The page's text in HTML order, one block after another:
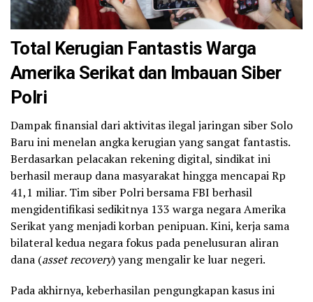
Total Kerugian Fantastis Warga
Amerika Serikat dan Imbauan Siber
Polri
Dampak finansial dari aktivitas ilegal jaringan siber Solo
Baru ini menelan angka kerugian yang sangat fantastis.
Berdasarkan pelacakan rekening digital, sindikat ini
berhasil meraup dana masyarakat hingga mencapai Rp
41,1 miliar. Tim siber Polri bersama FBI berhasil
mengidentifikasi sedikitnya 133 warga negara Amerika
Serikat yang menjadi korban penipuan. Kini, kerja sama
bilateral kedua negara fokus pada penelusuran aliran
dana (asset recovery) yang mengalir ke luar negeri.
Pada akhirnya, keberhasilan pengungkapan kasus ini